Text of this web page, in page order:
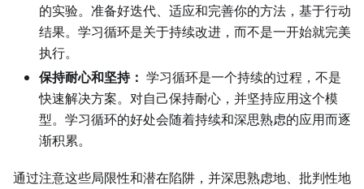
的实验。准备好迭代、适应和完善你的方法，基于行动
结果。学习循环是关于持续改进，而不是一开始就完美
执行。
保持耐心和坚持： 学习循环是一个持续的过程，不是
快速解决方案。对自己保持耐心，并坚持应用这个模
型。学习循环的好处会随着持续和深思熟虑的应用而逐
渐积累。
通过注意这些局限性和潜在陷阱，并深思熟虑地、批判性地